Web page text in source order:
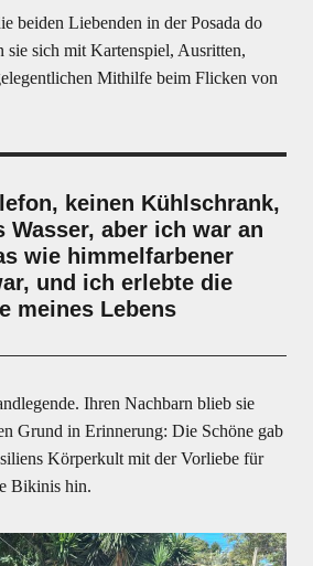
beiden Liebenden in der Posada do
sie sich mit Kartenspiel, Ausritten,
Mithilfe beim Flicken von
keinen Kühlschrank,
Wasser, aber ich war an
wie himmelfarbener
und ich erlebte die
meines Lebens
Ihren Nachbarn blieb sie
Grund in Erinnerung: Die Schöne gab
Körperkult mit der Vorliebe für
Bikinis hin.